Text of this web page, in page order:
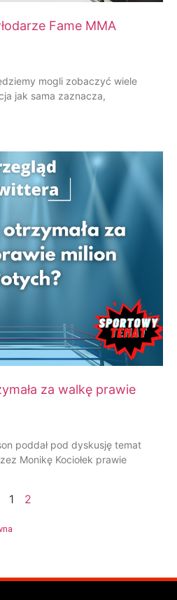
Fame MMA
mogli zobaczyć wiele
jak sama zaznacza,
za walkę prawie
poddał pod dyskusję temat
Monikę Kociołek prawie
1 2